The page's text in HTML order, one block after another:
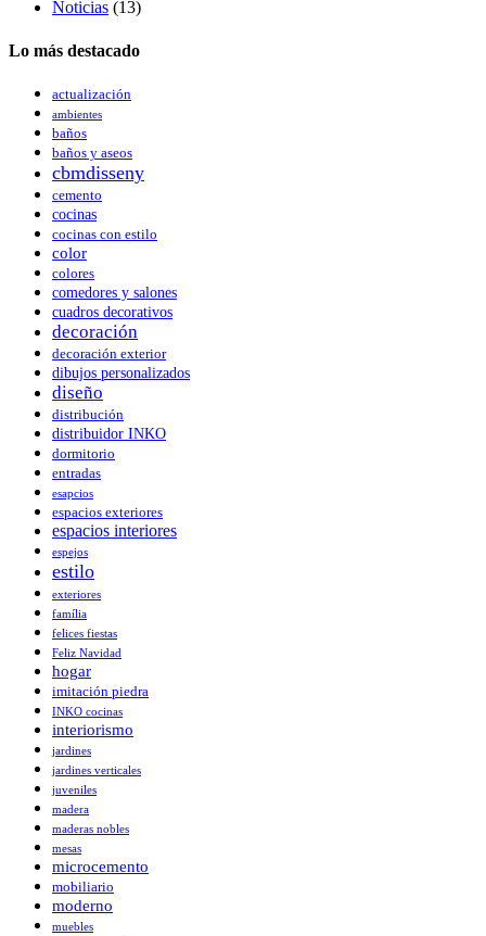
Noticias (13)
Lo más destacado
actualización
ambientes
baños
baños y aseos
cbmdisseny
cemento
cocinas
cocinas con estilo
color
colores
comedores y salones
cuadros decorativos
decoración
decoración exterior
dibujos personalizados
diseño
distribución
distribuidor INKO
dormitorio
entradas
esapcios
espacios exteriores
espacios interiores
espejos
estilo
exteriores
família
felices fiestas
Feliz Navidad
hogar
imitación piedra
INKO cocinas
interiorismo
jardines
jardines verticales
juveniles
madera
maderas nobles
mesas
microcemento
mobiliario
moderno
muebles